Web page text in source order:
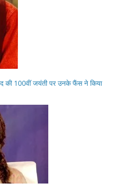
की 100वीं जयंती पर उनके फैंस ने किया